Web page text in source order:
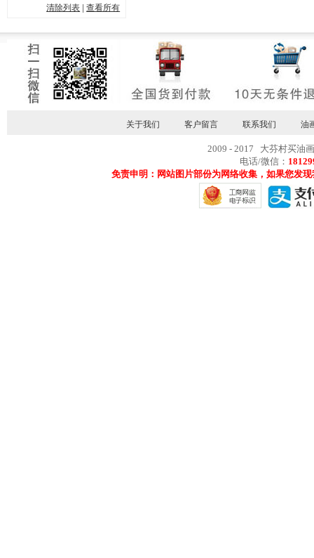
清除列表 |查看所有
关于我们 客户留言 联系我们 油
2009 - 2017 大芬村买油
电话/微信：
免责申明：网站图片部份为网络收集，如果您发